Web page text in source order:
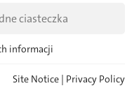
o zerowej emisji
ciasteczka
dla podstawowych funkcji
funkcjonowanie
informacji
Site Notice | Privacy Policy